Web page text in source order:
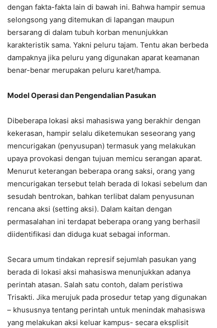
dengan fakta-fakta lain di bawah ini. Bahwa hampir semua
selongsong yang ditemukan di lapangan maupun
bersarang di dalam tubuh korban menunjukkan
karakteristik sama. Yakni peluru tajam. Tentu akan berbeda
dampaknya jika peluru yang digunakan aparat keamanan
benar-benar merupakan peluru karet/hampa.
Model Operasi dan Pengendalian Pasukan
Dibeberapa lokasi aksi mahasiswa yang berakhir dengan
kekerasan, hampir selalu diketemukan seseorang yang
mencurigakan (penyusupan) termasuk yang melakukan
upaya provokasi dengan tujuan memicu serangan aparat.
Menurut keterangan beberapa orang saksi, orang yang
mencurigakan tersebut telah berada di lokasi sebelum dan
sesudah bentrokan, bahkan terlibat dalam penyusunan
rencana aksi (setting aksi). Dalam kaitan dengan
permasalahan ini terdapat beberapa orang yang berhasil
diidentifikasi dan diduga kuat sebagai informan.
Secara umum tindakan represif sejumlah pasukan yang
berada di lokasi aksi mahasiswa menunjukkan adanya
perintah atasan. Salah satu contoh, dalam peristiwa
Trisakti. Jika merujuk pada prosedur tetap yang digunakan
– khususnya tentang perintah untuk menindak mahasiswa
yang melakukan aksi keluar kampus- secara eksplisit